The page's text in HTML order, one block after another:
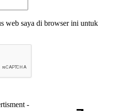
web saya di browser ini untuk
-